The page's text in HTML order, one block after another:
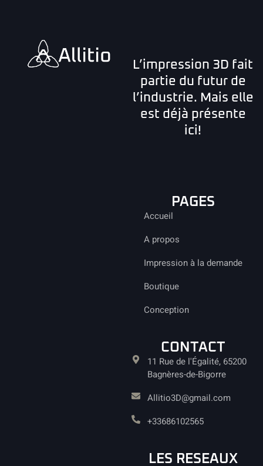
L’impression 3D fait
partie du futur de
l’industrie. Mais elle
est déjà présente
ici!
PAGES
Accueil
A propos
Impression à la demande
Boutique
Conception
CONTACT
11 Rue de l'Égalité, 65200
Bagnères-de-Bigorre
Allitio3D@gmail.com
+33686102565
LES RESEAUX